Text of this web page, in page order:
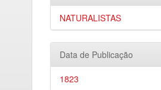
NATURALISTAS
Data de Publicação
1823